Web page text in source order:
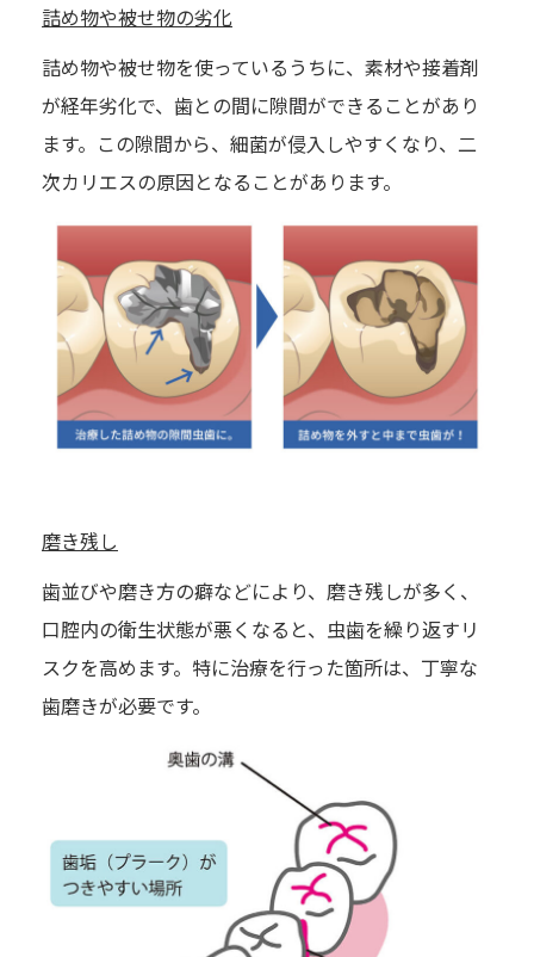
詰め物や被せ物の劣化
詰め物や被せ物を使っているうちに、素材や接着剤
が経年劣化で、歯との間に隙間ができることがあり
ます。この隙間から、細菌が侵入しやすくなり、二
次カリエスの原因となることがあります。
磨き残し
歯並びや磨き方の癖などにより、磨き残しが多く、
口腔内の衛生状態が悪くなると、虫歯を繰り返すリ
スクを高めます。特に治療を行った箇所は、丁寧な
歯磨きが必要です。